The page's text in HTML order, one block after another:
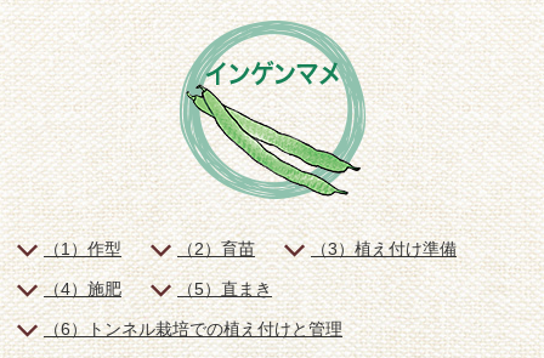
（1）作型 （2）育苗 （3）植え付け準備
（4）施肥 （5）直まき
（6）トンネル栽培での植え付けと管理